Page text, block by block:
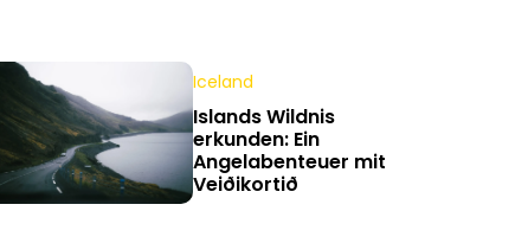
Iceland
Islands Wildnis
erkunden: Ein
Angelabenteuer mit
Veiðikortið